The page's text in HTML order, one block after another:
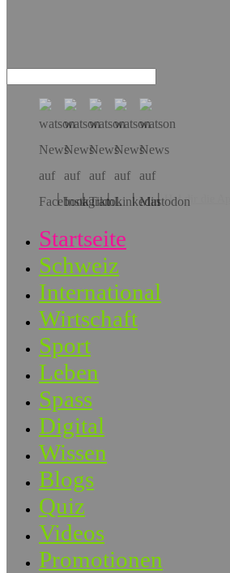
Hol dir die
Startseite
Schweiz
International
Wirtschaft
Sport
Leben
Spass
Digital
Wissen
Blogs
Quiz
Videos
Promotionen